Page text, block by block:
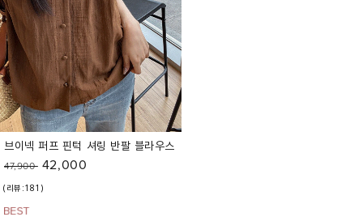
브이넥 퍼프 핀턱 셔링 반팔 블라우스
47,900 42,000
(리뷰:181)